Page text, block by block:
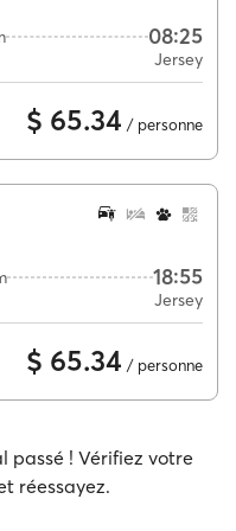
08:25
Jersey
$ 65.34 / personne
18:55
Jersey
$ 65.34 / personne
passé ! Vérifiez votre
réessayez.